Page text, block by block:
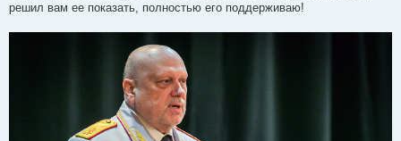
решил вам ее показать, полностью его поддерживаю!